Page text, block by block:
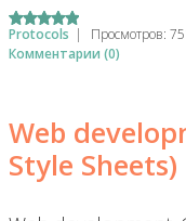
Protocols | Просмотров:
Комментарии (0)
Web
Style Sheets)